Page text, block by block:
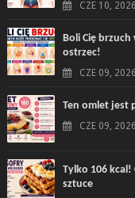
CZE 10, 2026
Boli Cię
ostrzec!
CZE 09, 2026
Ten omlet jest
CZE 09, 2026
Tylko 106 kcal!
sztuce